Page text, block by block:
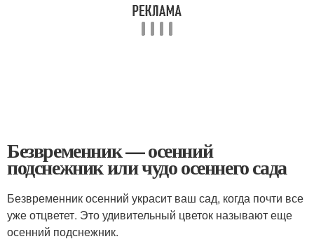
Безвременник — осенний
подснежник или чудо осеннего сада
Безвременник осенний украсит ваш сад, когда почти все
уже отцветет. Это удивительный цветок называют еще
осенний подснежник.